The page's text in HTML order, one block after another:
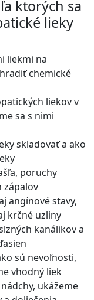
ktorých sa
lieky
liekmi na
chemické
liekov v
sa s nimi
skladovať a ako
poruchy
zápalov
angínové stavy,
krčné uzliny
kanálikov a
sú nevoľnosti,
vhodný liek
ukážeme